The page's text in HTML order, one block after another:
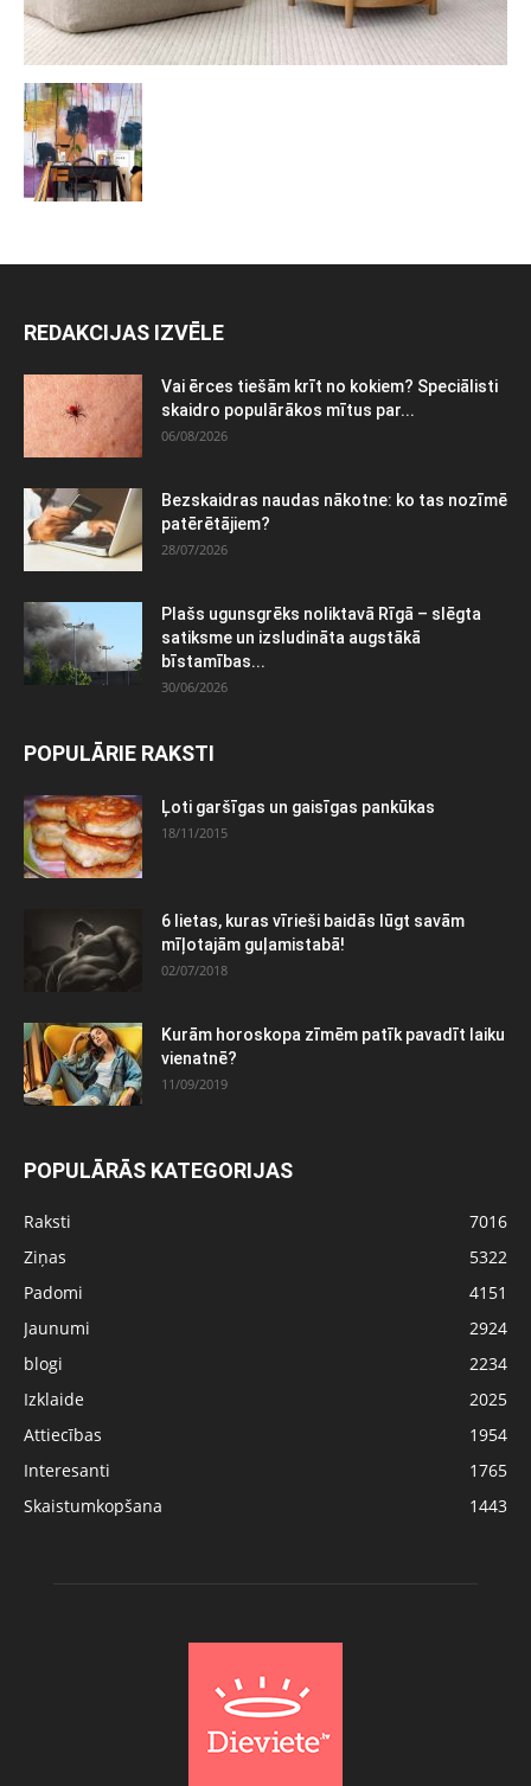
REDAKCIJAS IZVĒLE
Vai ērces tiešām krīt no kokiem? Speciālisti
skaidro populārākos mītus par...
06/08/2026
Bezskaidras naudas nākotne: ko tas nozīmē
patērētājiem?
28/07/2026
Plašs ugunsgrēks noliktavā Rīgā – slēgta
satiksme un izsludināta augstākā
bīstamības...
30/06/2026
POPULĀRIE RAKSTI
Ļoti garšīgas un gaisīgas pankūkas
18/11/2015
6 lietas, kuras vīrieši baidās lūgt savām
mīļotajām guļamistabā!
02/07/2018
Kurām horoskopa zīmēm patīk pavadīt laiku
vienatnē?
11/09/2019
POPULĀRĀS KATEGORIJAS
Raksti
7016
Ziņas
5322
Padomi
4151
Jaunumi
2924
blogi
2234
Izklaide
2025
Attiecības
1954
Interesanti
1765
Skaistumkopšana
1443